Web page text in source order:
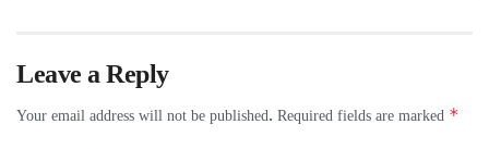
Leave a Reply
Your email address will not be published. Required fields are marked *